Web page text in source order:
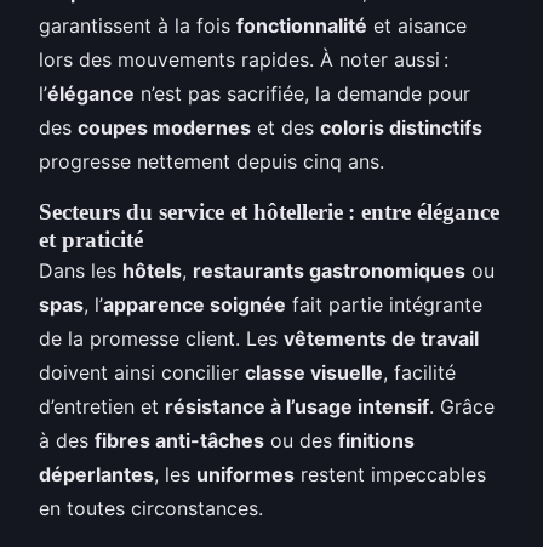
garantissent à la fois fonctionnalité et aisance
lors des mouvements rapides. À noter aussi :
l’élégance n’est pas sacrifiée, la demande pour
des coupes modernes et des coloris distinctifs
progresse nettement depuis cinq ans.
Secteurs du service et hôtellerie : entre élégance
et praticité
Dans les hôtels, restaurants gastronomiques ou
spas, l’apparence soignée fait partie intégrante
de la promesse client. Les vêtements de travail
doivent ainsi concilier classe visuelle, facilité
d’entretien et résistance à l’usage intensif. Grâce
à des fibres anti-tâches ou des finitions
déperlantes, les uniformes restent impeccables
en toutes circonstances.